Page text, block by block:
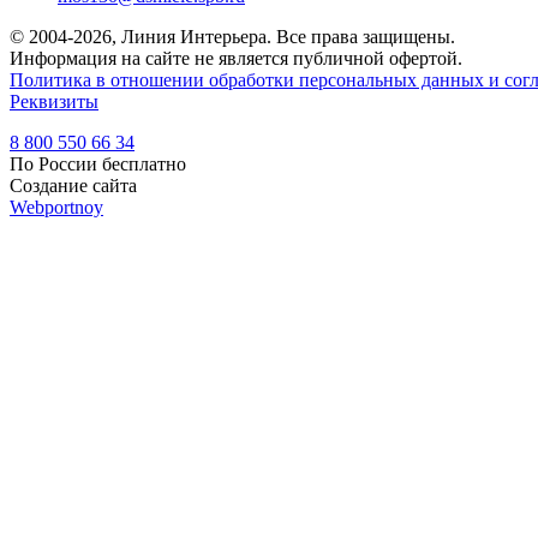
© 2004-2026, Линия Интерьера. Все права защищены.
Информация на сайте не является публичной офертой.
Политика в отношении обработки персональных данных и
Реквизиты
8 800 550 66 34
По России бесплатно
Создание сайта
Webportnoy